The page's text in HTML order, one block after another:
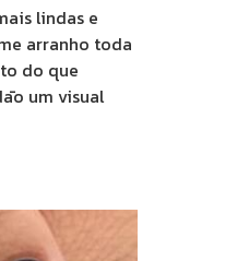
lindas e
arranho toda
do que
um visual